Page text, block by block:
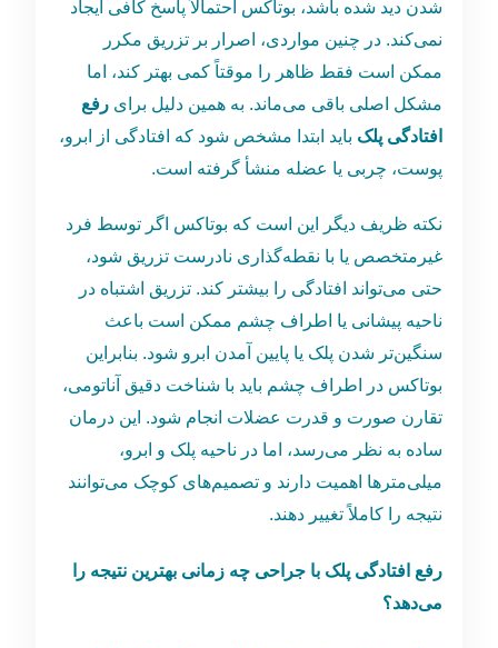
شدن دید شده باشد، بوتاکس احتمالاً پاسخ کافی ایجاد
نمی‌کند. در چنین مواردی، اصرار بر تزریق مکرر
ممکن است فقط ظاهر را موقتاً کمی بهتر کند، اما
مشکل اصلی باقی می‌ماند. به همین دلیل برایرفع
افتادگی پلک باید ابتدا مشخص شود که افتادگی از ابرو،
پوست، چربی یا عضله منشأ گرفته است.
نکته ظریف دیگر این است که بوتاکس اگر توسط فرد
غیرمتخصص یا با نقطه‌گذاری نادرست تزریق شود،
حتی می‌تواند افتادگی را بیشتر کند. تزریق اشتباه در
ناحیه پیشانی یا اطراف چشم ممکن است باعث
سنگین‌تر شدن پلک یا پایین آمدن ابرو شود. بنابراین
بوتاکس در اطراف چشم باید با شناخت دقیق آناتومی،
تقارن صورت و قدرت عضلات انجام شود. این درمان
ساده به نظر می‌رسد، اما در ناحیه پلک و ابرو،
میلی‌مترها اهمیت دارند و تصمیم‌های کوچک می‌توانند
نتیجه را کاملاً تغییر دهند.
رفع افتادگی پلک با جراحی چه زمانی بهترین نتیجه را
می‌دهد؟